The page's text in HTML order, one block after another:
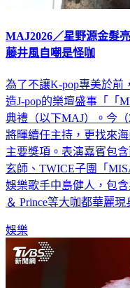
MAJ2026／星野源金髮
藤井風自嘲是怪咖
為了不讓K-pop專美於前
造J-pop的樂壇盛事「「
典禮（以下MAJ）。今
將暉續任主持，更找來
主要獎項。表演嘉賓包
玄師、TWICE子團「
娛樂歌手中島健人，包
＆ Prince等大咖都華麗現
娛樂